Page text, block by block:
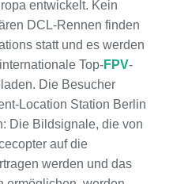
entwickelt. Kein
DCL-Rennen finden
statt und es werden
Top-FPV-
Die Besucher
Location Station Berlin
Die Bildsignale, die von
auf die
werden und das